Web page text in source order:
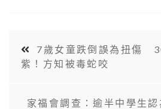
7歲女童跌倒誤為扭傷
紫！方知被毒蛇咬
家福會調查：逾半中學生